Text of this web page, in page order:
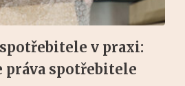
v praxi:
práva spotřebitele